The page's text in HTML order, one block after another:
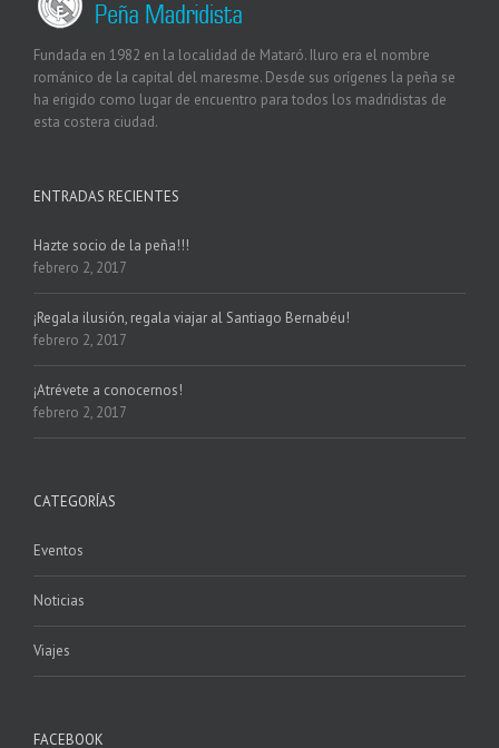
Fundada en 1982 en la localidad de Mataró. Iluro era el nombre
románico de la capital del maresme. Desde sus orígenes la peña se
ha erigido como lugar de encuentro para todos los madridistas de
esta costera ciudad.
ENTRADAS RECIENTES
Hazte socio de la peña!!!
febrero 2, 2017
¡Regala ilusión, regala viajar al Santiago Bernabéu!
febrero 2, 2017
¡Atrévete a conocernos!
febrero 2, 2017
CATEGORÍAS
Eventos
Noticias
Viajes
FACEBOOK